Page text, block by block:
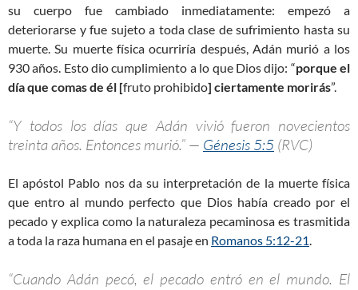
su cuerpo fue cambiado inmediatamente: empezó a
deteriorarse y fue sujeto a toda clase de sufrimiento hasta su
muerte. Su muerte física ocurriría después, Adán murió a los
930 años. Esto dio cumplimiento a lo que Dios dijo: “porque el
día que comas de él [fruto prohibido] ciertamente morirás”.
“Y todos los días que Adán vivió fueron novecientos
treinta años. Entonces murió.” — Génesis 5:5 (RVC)
El apóstol Pablo nos da su interpretación de la muerte física
que entro al mundo perfecto que Dios había creado por el
pecado y explica como la naturaleza pecaminosa es trasmitida
a toda la raza humana en el pasaje en Romanos 5:12-21.
“Cuando Adán pecó, el pecado entró en el mundo. El